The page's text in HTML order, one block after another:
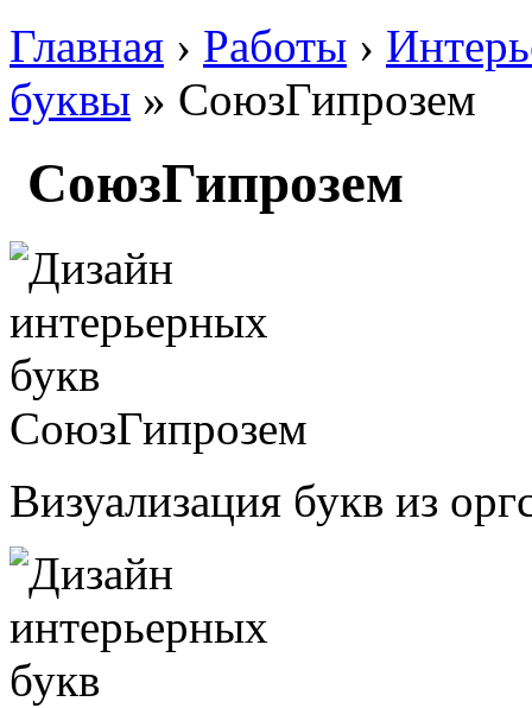
Главная › Работы ›
буквы » СоюзГипрозем
СоюзГипрозем
Визуализация букв из